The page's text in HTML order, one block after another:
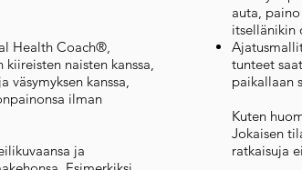
Health Coach®,
naisten kanssa,
väsymyksen kanssa,
ilman
ja
auta,
itsellänikin
tunteet
paikallaan
Kuten
Jokaisen
ratkaisuja